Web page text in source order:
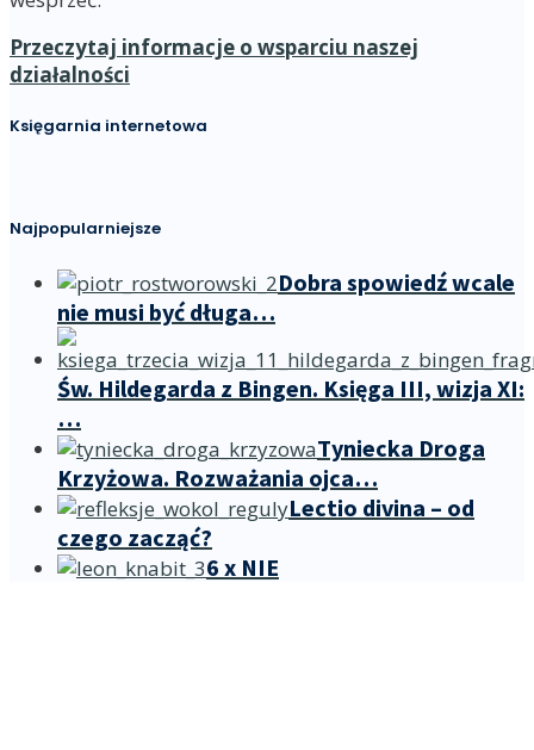
Przeczytaj informacje o wsparciu naszej
działalności
Księgarnia internetowa
Najpopularniejsze
Dobra spowiedź wcale
nie musi być długa…
Św. Hildegarda z Bingen. Księga III, wizja XI:
…
Tyniecka Droga
Krzyżowa. Rozważania ojca…
Lectio divina – od
czego zacząć?
6 x NIE